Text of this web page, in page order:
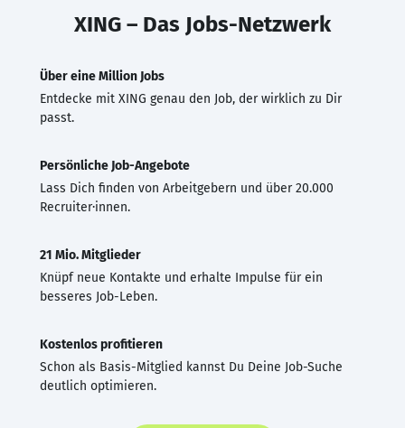
XING – Das Jobs-Netzwerk
Über eine Million Jobs
Entdecke mit XING genau den Job, der wirklich zu Dir
passt.
Persönliche Job-Angebote
Lass Dich finden von Arbeitgebern und über 20.000
Recruiter·innen.
21 Mio. Mitglieder
Knüpf neue Kontakte und erhalte Impulse für ein
besseres Job-Leben.
Kostenlos profitieren
Schon als Basis-Mitglied kannst Du Deine Job-Suche
deutlich optimieren.